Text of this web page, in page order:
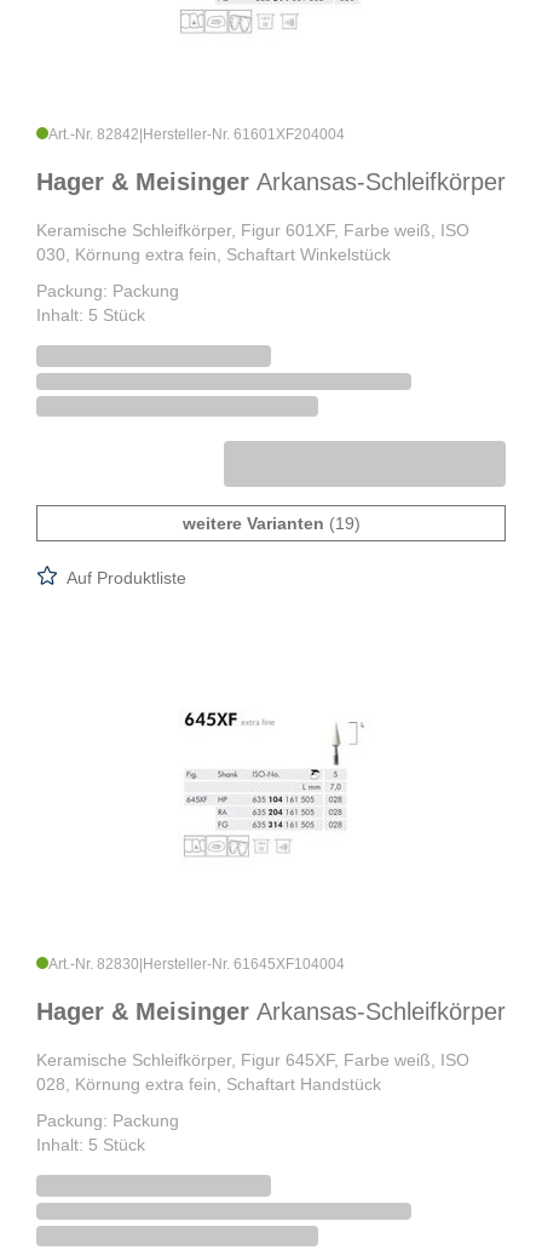
Art.-Nr. 82842 Hersteller-Nr. 61601XF204004
Hager & Meisinger Arkansas-Schleifkörper
Keramische Schleifkörper, Figur 601XF, Farbe weiß, ISO
030, Körnung extra fein, Schaftart Winkelstück
Packung: Packung
Inhalt: 5 Stück
weitere Varianten (19)
Auf Produktliste
Art.-Nr. 82830 Hersteller-Nr. 61645XF104004
Hager & Meisinger Arkansas-Schleifkörper
Keramische Schleifkörper, Figur 645XF, Farbe weiß, ISO
028, Körnung extra fein, Schaftart Handstück
Packung: Packung
Inhalt: 5 Stück